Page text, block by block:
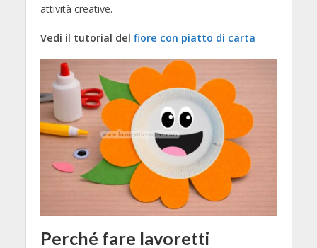
attività creative.
Vedi il tutorial del fiore con piatto di carta
Perché fare lavoretti